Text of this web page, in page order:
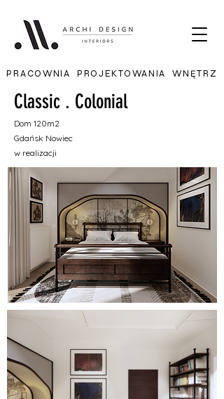
PRACOWNIA PROJEKTOWANIA WNĘTRZ
Classic . Colonial
Dom 120m2
Gdańsk Nowiec
w realizacji